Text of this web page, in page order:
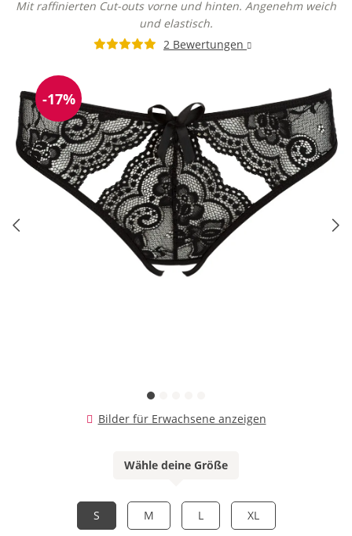
Mit raffinierten Cut-outs vorne und hinten. Angenehm weich
und elastisch.
2 Bewertungen
Reduzierung
-17%
Bilder für Erwachsene anzeigen
Wähle deine Größe
S M L XL